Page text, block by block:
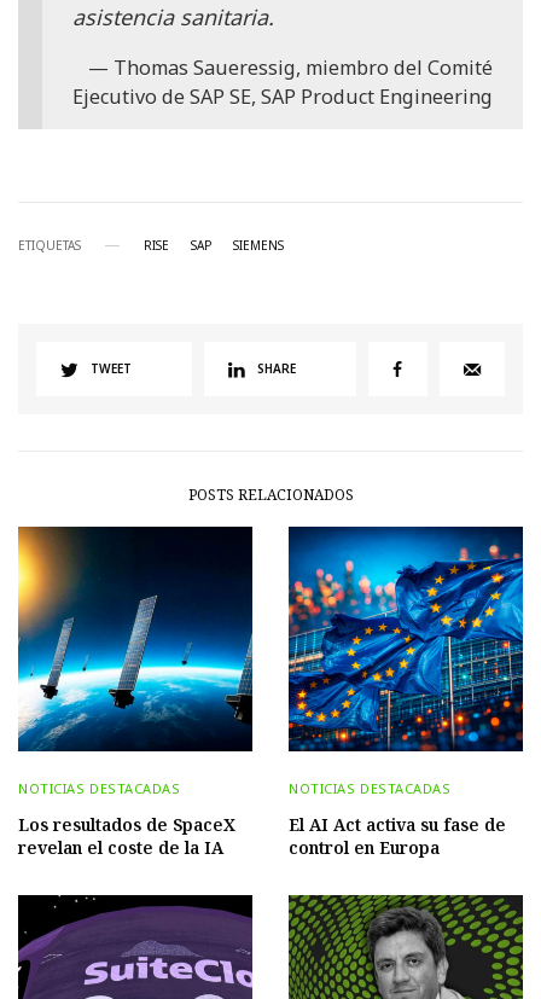
asistencia sanitaria.
Thomas Saueressig, miembro del Comité
Ejecutivo de SAP SE, SAP Product Engineering
ETIQUETAS RISE SAP SIEMENS
TWEET SHARE
POSTS RELACIONADOS
NOTICIAS DESTACADAS
Los resultados de SpaceX
revelan el coste de la IA
NOTICIAS DESTACADAS
El AI Act activa su fase de
control en Europa